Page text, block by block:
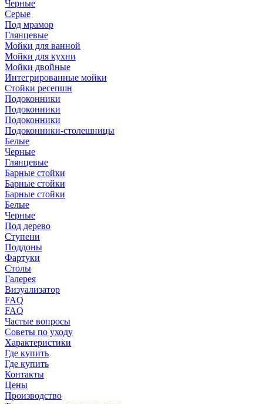
Черные
Серые
Под мрамор
Глянцевые
Мойки для ванной
Мойки для кухни
Мойки двойные
Интегрированные мойки
Стойки ресепшн
Подоконники
Подоконники
Подоконники
Подоконники-столешницы
Белые
Черные
Глянцевые
Барные стойки
Барные стойки
Барные стойки
Белые
Черные
Под дерево
Ступени
Поддоны
Фартуки
Столы
Галерея
Визуализатор
FAQ
FAQ
Частые вопросы
Советы по уходу
Характеристики
Где купить
Где купить
Контакты
Цены
Производство